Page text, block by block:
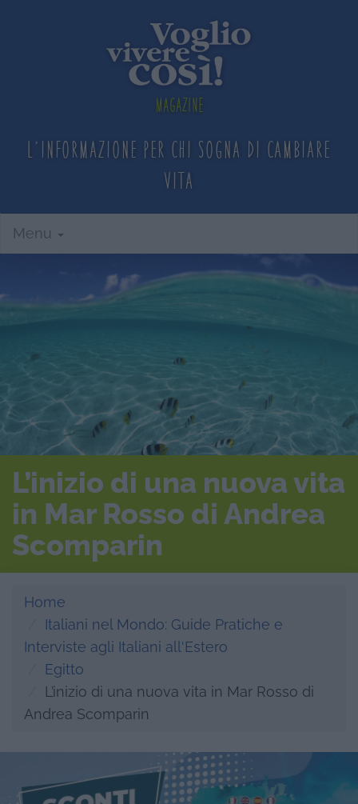
Magazine
L'informazione per chi sogna di cambiare
vita
Menu
L’inizio di una nuova vita
in Mar Rosso di Andrea
Scomparin
Home
Italiani nel Mondo: Guide Pratiche e
Interviste agli Italiani all'Estero
Egitto
L’inizio di una nuova vita in Mar Rosso di
Andrea Scomparin